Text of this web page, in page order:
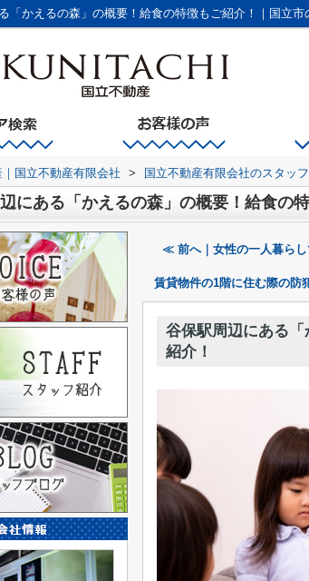
「かえるの森」の概要！給食の特徴もご紹介！｜国立
国立不動産有限会社 > 国立不動産有限会社のスタッ
にある「かえるの森」の概要！給食の
≪ 前へ｜女性の一人暮らし
賃貸物件の1階に住む際の
谷保駅周辺にある
紹介！